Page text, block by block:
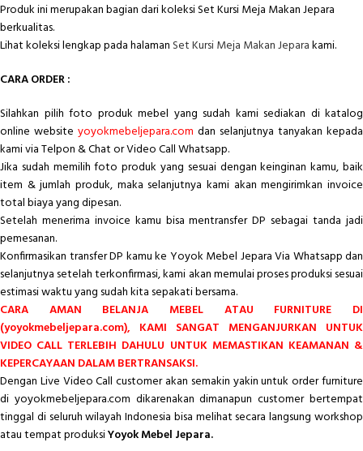
Produk ini merupakan bagian dari koleksi Set Kursi Meja Makan Jepara
berkualitas.
Lihat koleksi lengkap pada halaman Set Kursi Meja Makan Jeparakami.
CARA ORDER :
Silahkan pilih foto produk mebel yang sudah kami sediakan di katalog
online website yoyokmebeljepara.com dan selanjutnya tanyakan kepada
kami via Telpon & Chat or Video Call Whatsapp.
Jika sudah memilih foto produk yang sesuai dengan keinginan kamu, baik
item & jumlah produk, maka selanjutnya kami akan mengirimkan invoice
total biaya yang dipesan.
Setelah menerima invoice kamu bisa mentransfer DP sebagai tanda jadi
pemesanan.
Konfirmasikan transfer DP kamu ke Yoyok Mebel Jepara Via Whatsapp dan
selanjutnya setelah terkonfirmasi, kami akan memulai proses produksi sesuai
estimasi waktu yang sudah kita sepakati bersama.
CARA AMAN BELANJA MEBEL ATAU FURNITURE DI
(yoyokmebeljepara.com), KAMI SANGAT MENGANJURKAN UNTUK
VIDEO CALL TERLEBIH DAHULU UNTUK MEMASTIKAN KEAMANAN &
KEPERCAYAAN DALAM BERTRANSAKSI.
Dengan Live Video Call customer akan semakin yakin untuk order furniture
di yoyokmebeljepara.com dikarenakan dimanapun customer bertempat
tinggal di seluruh wilayah Indonesia bisa melihat secara langsung workshop
atau tempat produksiYoyok Mebel Jepara.